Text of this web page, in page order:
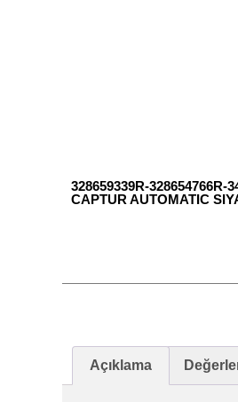
328659339R-328654766R-
CAPTUR AUTOMATIC
Açıklama